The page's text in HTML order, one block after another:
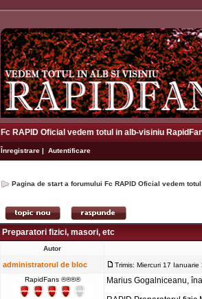
Fc RAPID Oficial vedem totul in alb-visiniu
Înregistrare | Autentificare
Pagina de start a forumului Fc RAPID Oficial vedem
Preparatori fizici, masori, etc
Autor
administratorul de bloc Trimis: Miercuri 17
RapidFans ®®®®
Marius Gogalniceanu,